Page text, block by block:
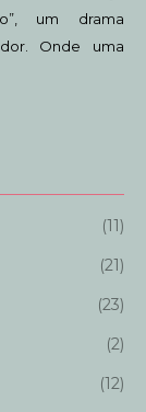
um drama
Onde uma
(11)
(21)
(23)
(2)
(12)